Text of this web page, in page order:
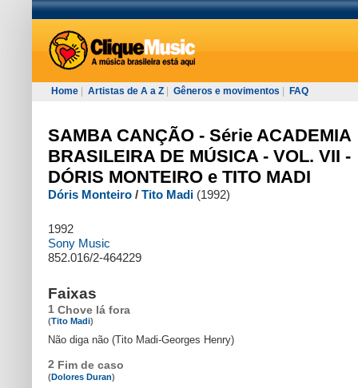
Home Artistas de A a Z Gêneros e movimentos FAQ
SAMBA CANÇÃO - Série ACADEMIA
BRASILEIRA DE MÚSICA - VOL. VII -
DÓRIS MONTEIRO e TITO MADI
Dóris Monteiro / Tito Madi (1992)
1992
Sony Music
852.016/2-464229
Faixas
1 Chove lá fora
(Tito Madi)
Não diga não (Tito Madi-Georges Henry)
2 Fim de caso
(Dolores Duran)